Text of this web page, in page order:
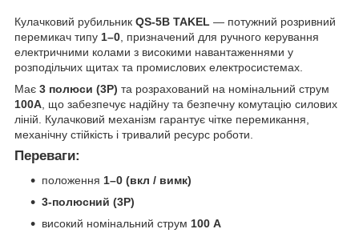
Кулачковий рубильник QS-5B TAKEL — потужний розривний
перемикач типу 1–0 , призначений для ручного керування
електричними колами з високими навантаженнями у
розподільчих щитах та промислових електросистемах.
Має 3 полюси (3P) та розрахований на номінальний струм
100A , що забезпечує надійну та безпечну комутацію силових
ліній. Кулачковий механізм гарантує чітке перемикання,
механічну стійкість і тривалий ресурс роботи.
Переваги:
положення 1–0 (вкл / вимк)
3-полюсний (3P)
високий номінальний струм 100 А